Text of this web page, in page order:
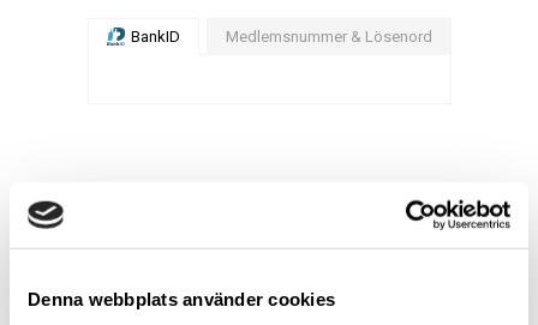
Denna webbplats använder cookies
BankID Medlemsnummer & Lösenord